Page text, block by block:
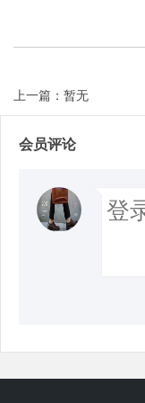
上一篇：暂无
会员评论